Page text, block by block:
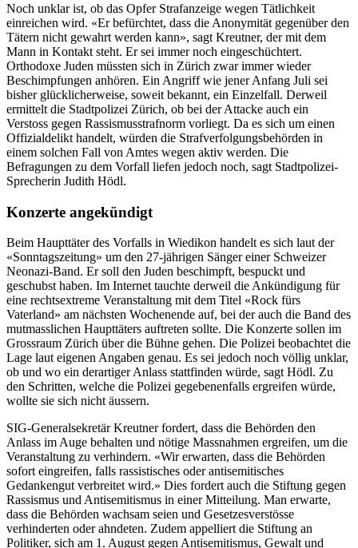
Noch unklar ist, ob das Opfer Strafanzeige wegen Tätlichkeit
einreichen wird. «Er befürchtet, dass die Anonymität gegenüber den
Tätern nicht gewahrt werden kann», sagt Kreutner, der mit dem
Mann in Kontakt steht. Er sei immer noch eingeschüchtert.
Orthodoxe Juden müssten sich in Zürich zwar immer wieder
Beschimpfungen anhören. Ein Angriff wie jener Anfang Juli sei
bisher glücklicherweise, soweit bekannt, ein Einzelfall. Derweil
ermittelt die Stadtpolizei Zürich, ob bei der Attacke auch ein
Verstoss gegen Rassismusstrafnorm vorliegt. Da es sich um einen
Offizialdelikt handelt, würden die Strafverfolgungsbehörden in
einem solchen Fall von Amtes wegen aktiv werden. Die
Befragungen zu dem Vorfall liefen jedoch noch, sagt Stadtpolizei-
Sprecherin Judith Hödl.
Konzerte angekündigt
Beim Haupttäter des Vorfalls in Wiedikon handelt es sich laut der
«Sonntagszeitung» um den 27-jährigen Sänger einer Schweizer
Neonazi-Band. Er soll den Juden beschimpft, bespuckt und
geschubst haben. Im Internet tauchte derweil die Ankündigung für
eine rechtsextreme Veranstaltung mit dem Titel «Rock fürs
Vaterland» am nächsten Wochenende auf, bei der auch die Band des
mutmasslichen Haupttäters auftreten sollte. Die Konzerte sollen im
Grossraum Zürich über die Bühne gehen. Die Polizei beobachtet die
Lage laut eigenen Angaben genau. Es sei jedoch noch völlig unklar,
ob und wo ein derartiger Anlass stattfinden würde, sagt Hödl. Zu
den Schritten, welche die Polizei gegebenenfalls ergreifen würde,
wollte sie sich nicht äussern.
SIG-Generalsekretär Kreutner fordert, dass die Behörden den
Anlass im Auge behalten und nötige Massnahmen ergreifen, um die
Veranstaltung zu verhindern. «Wir erwarten, dass die Behörden
sofort eingreifen, falls rassistisches oder antisemitisches
Gedankengut verbreitet wird.» Dies fordert auch die Stiftung gegen
Rassismus und Antisemitismus in einer Mitteilung. Man erwarte,
dass die Behörden wachsam seien und Gesetzesverstösse
verhinderten oder ahndeten. Zudem appelliert die Stiftung an
Politiker, sich am 1. August gegen Antisemitismus, Gewalt und